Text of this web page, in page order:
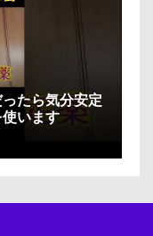
たら気分安定
います